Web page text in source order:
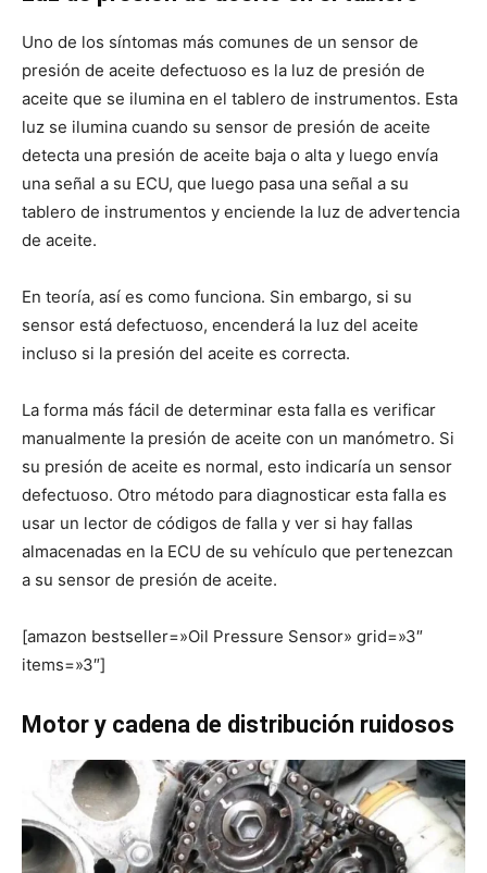
Uno de los síntomas más comunes de un sensor de
presión de aceite defectuoso es la luz de presión de
aceite que se ilumina en el tablero de instrumentos. Esta
luz se ilumina cuando su sensor de presión de aceite
detecta una presión de aceite baja o alta y luego envía
una señal a su ECU, que luego pasa una señal a su
tablero de instrumentos y enciende la luz de advertencia
de aceite.
En teoría, así es como funciona. Sin embargo, si su
sensor está defectuoso, encenderá la luz del aceite
incluso si la presión del aceite es correcta.
La forma más fácil de determinar esta falla es verificar
manualmente la presión de aceite con un manómetro. Si
su presión de aceite es normal, esto indicaría un sensor
defectuoso. Otro método para diagnosticar esta falla es
usar un lector de códigos de falla y ver si hay fallas
almacenadas en la ECU de su vehículo que pertenezcan
a su sensor de presión de aceite.
[amazon bestseller=»Oil Pressure Sensor» grid=»3″
items=»3″]
Motor y cadena de distribución ruidosos